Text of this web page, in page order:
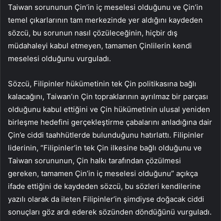
Taiwan sorununun Çin’in iç meselesi olduğunu ve Çin’in
temel çıkarlarının tam merkezinde yer aldığını kaydeden
sözcü, bu sorunun nasıl çözüleceğinin, hiçbir dış
müdahaleyi kabul etmeyen, tamamen Çinlilerin kendi
meselesi olduğunu vurguladı.
Sözcü, Filipinler hükümetinin tek Çin politikasına bağlı
kalacağını, Taiwan’ın Çin topraklarının ayrılmaz bir parçası
olduğunu kabul ettiğini ve Çin hükümetinin ulusal yeniden
birleşme hedefini gerçekleştirme çabalarını anladığına dair
Çin’e ciddi taahhütlerde bulunduğunu hatırlattı. Filipinler
liderinin, “Filipinler’in tek Çin ilkesine bağlı olduğunu ve
Taiwan sorununun, Çin halkı tarafından çözülmesi
gereken, tamamen Çin’in iç meselesi olduğunu” açıkça
ifade ettiğini de kaydeden sözcü, bu sözleri kendilerine
yazılı olarak da ileten Filipinler’in şimdiyse doğacak ciddi
sonuçları göz ardı ederek sözünden döndüğünü vurguladı.